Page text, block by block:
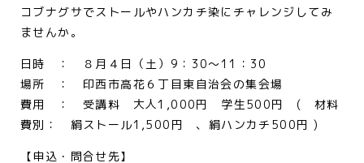
コブナグサでストールやハンカチ染にチャレンジしてみ
ませんか。
日時 ： ８月４日（土）9：30～11：30
場所 ： 印西市高花６丁目東自治会の集会場
費用 ： 受講料 大人1,000円 学生500円 ( 材料
費別： 絹ストール1,500円 、絹ハンカチ500円 )
【申込・問合せ先】